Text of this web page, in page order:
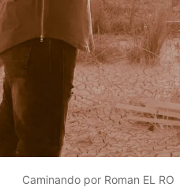
Caminando por Roman EL RO